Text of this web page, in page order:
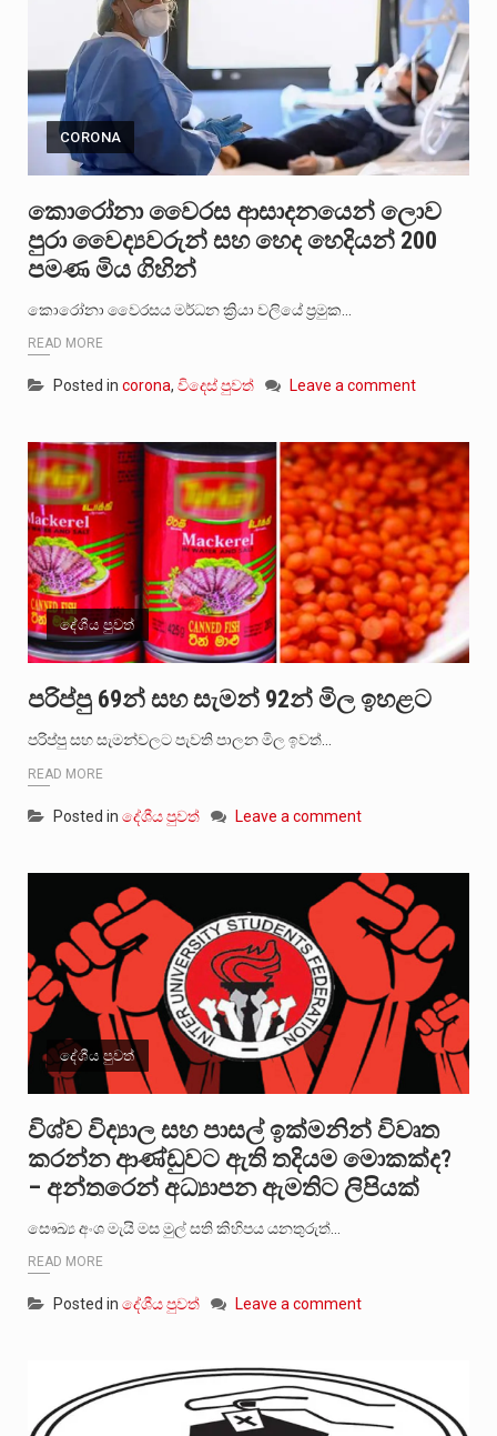
CORONA
කොරෝනා වෛරස ආසාදනයෙන් ලොව
පුරා වෛද්‍යවරුන් සහ හෙද හෙදියන් 200
පමණ මිය ගිහින්
කොරෝනා වෛරසය මර්ධන ක්‍රියා වලියේ ප්‍රමුක…
READ MORE
Posted in corona, විදෙස් පුවත් Leave a comment
දේශීය පුවත්
පරිප්පු 69න් සහ සැමන් 92න් මිල ඉහළට
පරිප්පු සහ සැමන්වලට පැවති පාලන මිල ඉවත්…
READ MORE
Posted in දේශීය පුවත් Leave a comment
දේශීය පුවත්
විශ්ව විද්‍යාල සහ පාසල් ඉක්මනින් විවෘත
කරන්න ආණ්ඩුවට ඇති තදියම මොකක්ද?
– අන්තරෙන් අධ්‍යාපන ඇමතිට ලිපියක්
සෞඛ්‍ය අංශ මැයි මස මුල් සති කිහිපය යනතුරුත්…
READ MORE
Posted in දේශීය පුවත් Leave a comment